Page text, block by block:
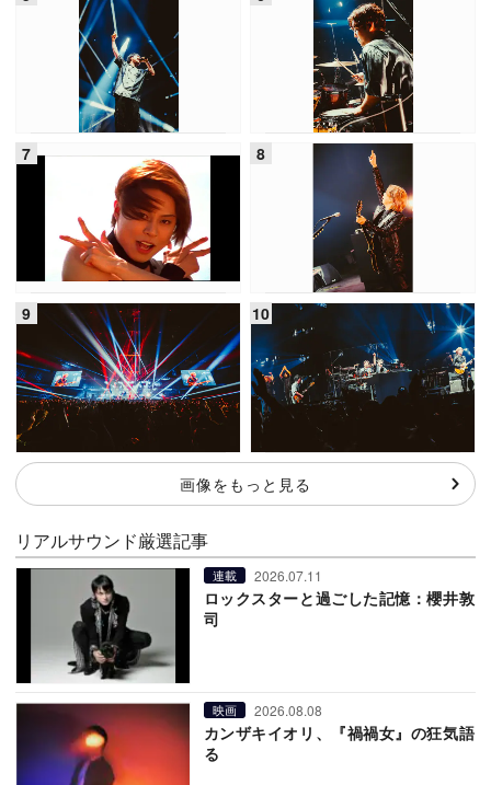
画像をもっと見る
リアルサウンド厳選記事
連載 2026.07.11
ロックスターと過ごした記憶：櫻井敦
司
映画 2026.08.08
カンザキイオリ、『禍禍女』の狂気語
る